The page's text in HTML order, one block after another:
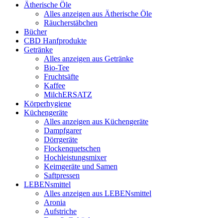
Ätherische Öle
Alles anzeigen aus Ätherische Öle
Räucherstäbchen
Bücher
CBD Hanfprodukte
Getränke
Alles anzeigen aus Getränke
Bio-Tee
Fruchtsäfte
Kaffee
MilchERSATZ
Körperhygiene
Küchengeräte
Alles anzeigen aus Küchengeräte
Dampfgarer
Dörrgeräte
Flockenquetschen
Hochleistungsmixer
Keimgeräte und Samen
Saftpressen
LEBENsmittel
Alles anzeigen aus LEBENsmittel
Aronia
Aufstriche